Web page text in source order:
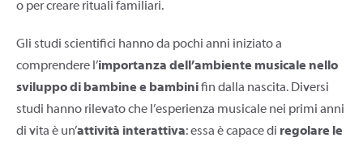
o per creare rituali familiari.
Gli studi scientifici hanno da pochi anni iniziato a
comprendere l’importanza dell’ambiente musicale nello
sviluppo di bambine e bambinifin dalla nascita. Diversi
studi hanno rilevato che l’esperienza musicale nei primi anni
di vita è un’attività interattiva: essa è capace di regolare le